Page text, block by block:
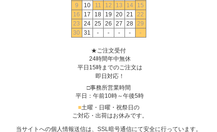
9
10 11 12 13 14
15
16
17 18 19 20 21
22
23
24 25 26 27 28
29
30
31 - - - - -
★ご注文受付
24時間年中無休
平日15時までのご注文は
即日対応！
□事務所営業時間
平日：午前10時～午後5時
■土曜・日曜・祝祭日の
ご対応・出荷はお休みです。
当サイトへの個人情報送信は、SSL暗号通信にて安全に行っています。